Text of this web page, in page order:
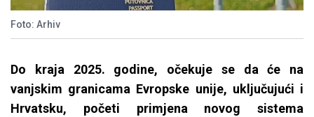
Foto: Arhiv
Do kraja 2025. godine, očekuje se da će na
vanjskim granicama Еvropske unije, uključujući i
Hrvatsku, početi primjena novog sistema